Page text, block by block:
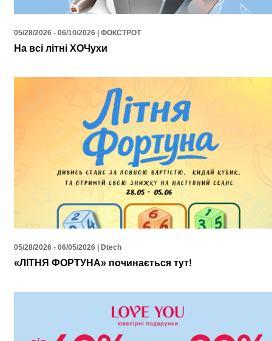
05/28/2026 - 06/10/2026 | ФОКСТРОТ
На всі літні ХОЧухи
05/28/2026 - 06/05/2026 | Dtech
«ЛІТНЯ ФОРТУНА» починається тут!